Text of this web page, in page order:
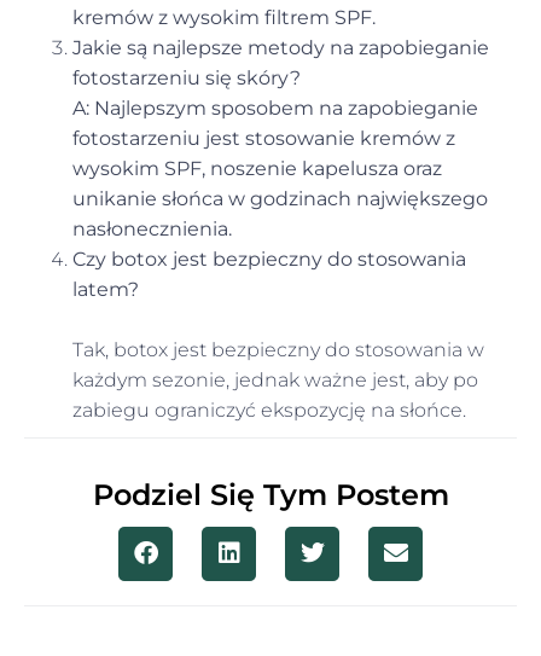
kremów z wysokim filtrem SPF.
Jakie są najlepsze metody na zapobieganie
fotostarzeniu się skóry?
A: Najlepszym sposobem na zapobieganie
fotostarzeniu jest stosowanie kremów z
wysokim SPF, noszenie kapelusza oraz
unikanie słońca w godzinach największego
nasłonecznienia.
Czy botox jest bezpieczny do stosowania
latem?
Tak, botox jest bezpieczny do stosowania w
każdym sezonie, jednak ważne jest, aby po
zabiegu ograniczyć ekspozycję na słońce.
Podziel Się Tym Postem